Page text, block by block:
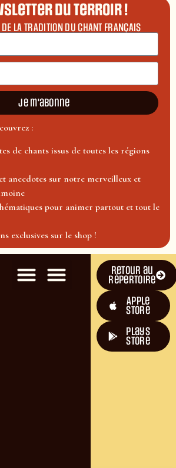
du terroir !
LA TRADITION DU CHANT FRANÇAIS
Je m'abonne
:
de chants issus de toutes les régions
anecdotes sur notre merveilleux et
pour animer partout et tout le
exclusives sur le shop !
Retour au
répertoire
Apple
Store
plays
store